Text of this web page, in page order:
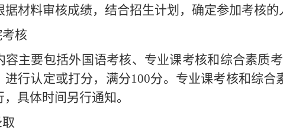
据材料审核成绩，结合招生计划， 确定参加考核的
核
容主要包括外 国语考核、专业课考核和综合素质考
进行认定或打分， 满分100分。专业课考核和综合
，具体时间另行通知。